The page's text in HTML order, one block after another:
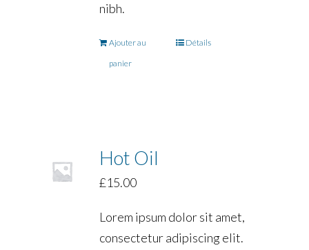
nibh.
Ajouter au
panier
Détails
Hot Oil
£15.00
Lorem ipsum dolor sit amet,
consectetur adipiscing elit.